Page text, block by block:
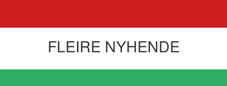
FLEIRE NYHENDE